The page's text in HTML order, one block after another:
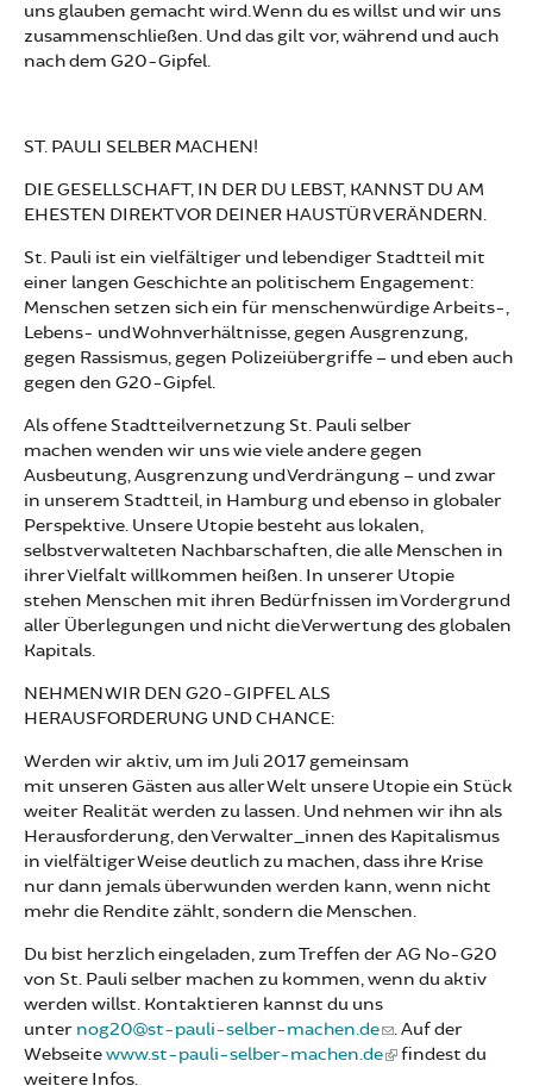
uns glauben gemacht wird. Wenn du es willst und wir uns
zusammenschließen. Und das gilt vor, während und auch
nach dem G20-Gipfel.
ST. PAULI SELBER MACHEN!
DIE GESELLSCHAFT, IN DER DU LEBST, KANNST DU AM
EHESTEN DIREKT VOR DEINER HAUSTÜR VERÄNDERN.
St. Pauli ist ein vielfältiger und lebendiger Stadtteil mit
einer langen Geschichte an politischem Engagement:
Menschen setzen sich ein für menschenwürdige Arbeits-,
Lebens- und Wohnverhältnisse, gegen Ausgrenzung,
gegen Rassismus, gegen Polizeiübergriffe – und eben auch
gegen den G20-Gipfel.
Als offene Stadtteilvernetzung St. Pauli selber
machen wenden wir uns wie viele andere gegen
Ausbeutung, Ausgrenzung und Verdrängung – und zwar
in unserem Stadtteil, in Hamburg und ebenso in globaler
Perspektive. Unsere Utopie besteht aus lokalen,
selbstverwalteten Nachbarschaften, die alle Menschen in
ihrer Vielfalt willkommen heißen. In unserer Utopie
stehen Menschen mit ihren Bedürfnissen im Vordergrund
aller Überlegungen und nicht die Verwertung des globalen
Kapitals.
NEHMEN WIR DEN G20-GIPFEL ALS
HERAUSFORDERUNG UND CHANCE:
Werden wir aktiv, um im Juli 2017 gemeinsam
mit unseren Gästen aus aller Welt unsere Utopie ein Stück
weiter Realität werden zu lassen. Und nehmen wir ihn als
Herausforderung, den Verwalter_innen des Kapitalismus
in vielfältiger Weise deutlich zu machen, dass ihre Krise
nur dann jemals überwunden werden kann, wenn nicht
mehr die Rendite zählt, sondern die Menschen.
Du bist herzlich eingeladen, zum Treffen der AG No-G20
von St. Pauli selber machen zu kommen, wenn du aktiv
werden willst. Kontaktieren kannst du uns
unter nog20@st-pauli-selber-machen.de
. Auf der
Webseitewww.st-pauli-selber-machen.de
findest du
weitere Infos.